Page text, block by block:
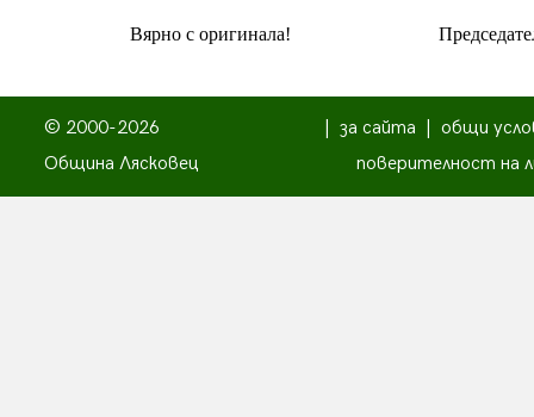
Вярно с оригинала!
© 2000-2026
Община Лясковец
за сайта
общи
поверителност на